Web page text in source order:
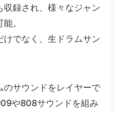
録され、様々なジャン
。
でなく、生ドラムサン
のサウンドをレイヤーで
や808サウンドを組み